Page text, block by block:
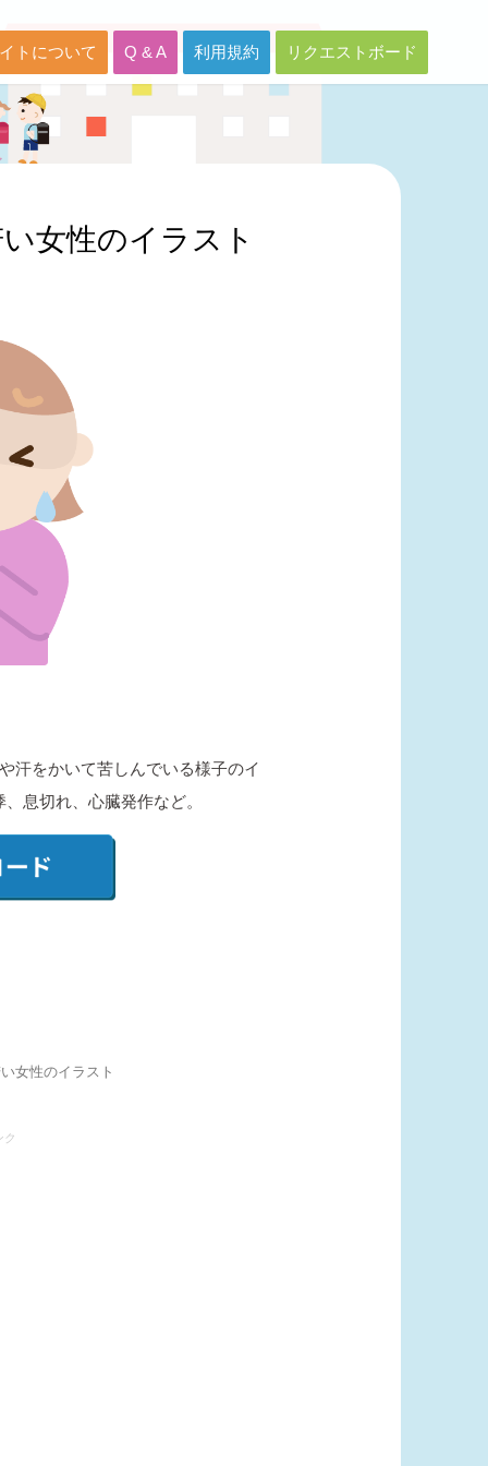
トについて Q & A 利用規約 リクエストボード
女性のイラスト
汗をかいて苦しんでいる様子のイ
息切れ、心臓発作など。
女性のイラスト
ク